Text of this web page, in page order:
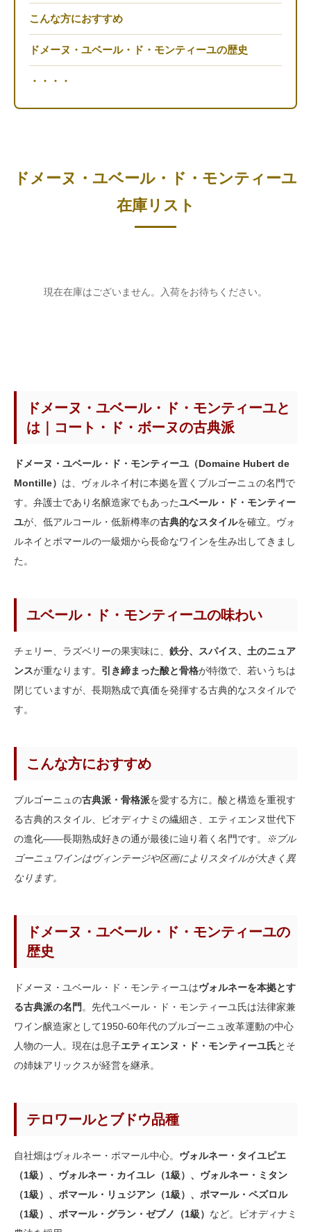
こんな方におすすめ
ドメーヌ・ユベール・ド・モンティーユの歴史
・・・・
ドメーヌ・ユベール・ド・モンティーユ
在庫リスト
現在在庫はございません。入荷をお待ちください。
ドメーヌ・ユベール・ド・モンティーユと
は｜コート・ド・ボーヌの古典派
ドメーヌ・ユベール・ド・モンティーユ（Domaine Hubert de
Montille） は、ヴォルネイ村に本拠を置くブルゴーニュの名門で
す。弁護士であり名醸造家でもあったユベール・ド・モンティー
ユが、低アルコール・低新樽率の古典的なスタイルを確立。ヴォ
ルネイとポマールの一級畑から長命なワインを生み出してきまし
た。
ユベール・ド・モンティーユの味わい
チェリー、ラズベリーの果実味に、 鉄分、スパイス、土のニュア
ンスが重なります。 引き締まった酸と骨格が特徴で、若いうちは
閉じていますが、長期熟成で真価を発揮する古典的なスタイルで
す。
こんな方におすすめ
ブルゴーニュの古典派・骨格派を愛する方に。酸と構造を重視す
る古典的スタイル、ビオディナミの繊細さ、エティエンヌ世代下
の進化——長期熟成好きの通が最後に辿り着く名門です。
※ブル
ゴーニュワインはヴィンテージや区画によりスタイルが大きく異
なります。
ドメーヌ・ユベール・ド・モンティーユの
歴史
ドメーヌ・ユベール・ド・モンティーユはヴォルネーを本拠とす
る古典派の名門 。先代ユベール・ド・モンティーユ氏は法律家兼
ワイン醸造家として1950-60年代のブルゴーニュ改革運動の中心
人物の一人。現在は息子エティエンヌ・ド・モンティーユ氏とそ
の姉妹アリックスが経営を継承。
テロワールとブドウ品種
自社畑はヴォルネー・ポマール中心。 ヴォルネー・タイユピエ
（1級）、ヴォルネー・カイユレ（1級）、ヴォルネー・ミタン
（1級）、ポマール・リュジアン（1級）、ポマール・ペズロル
（1級）、ポマール・グラン・ゼプノ（1級） など。ビオディナミ